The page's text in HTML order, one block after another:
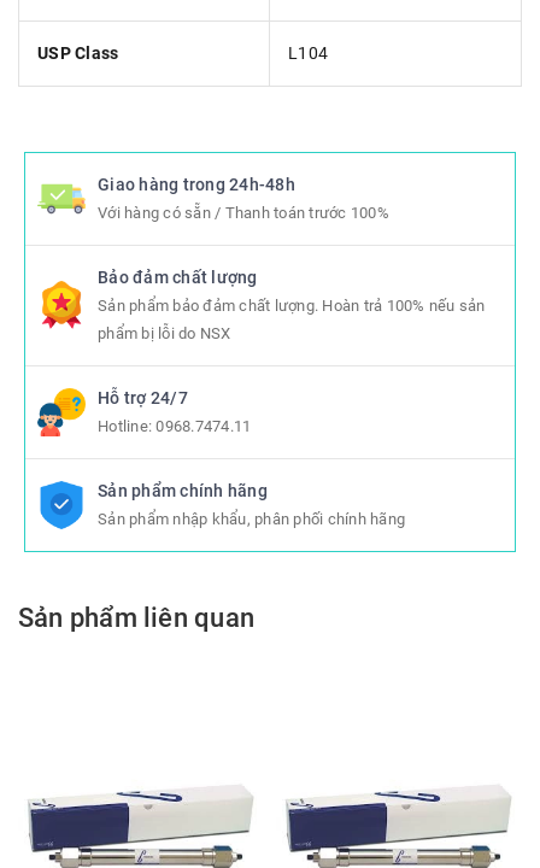
USP Class L104
Giao hàng trong 24h-48h
Với hàng có sẵn / Thanh toán trước 100%
Bảo đảm chất lượng
Sản phẩm bảo đảm chất lượng. Hoàn trả 100% nếu sản
phẩm bị lỗi do NSX
Hỗ trợ 24/7
Hotline:0968.7474.11
Sản phẩm chính hãng
Sản phẩm nhập khẩu, phân phối chính hãng
Sản phẩm liên quan